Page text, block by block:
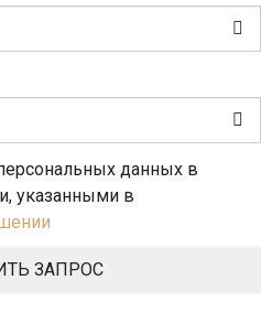
данных в
указанными в